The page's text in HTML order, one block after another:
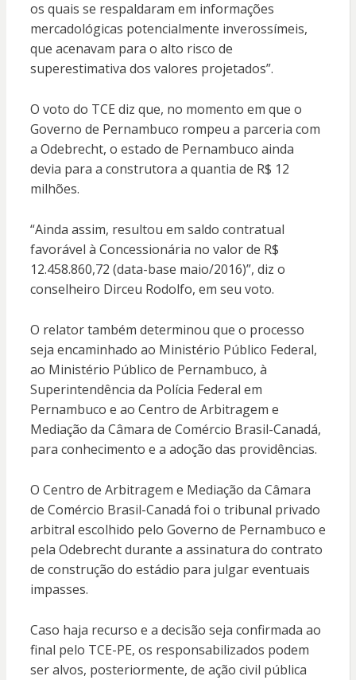
os quais se respaldaram em informações
mercadológicas potencialmente inverossímeis,
que acenavam para o alto risco de
superestimativa dos valores projetados”.
O voto do TCE diz que, no momento em que o
Governo de Pernambuco rompeu a parceria com
a Odebrecht, o estado de Pernambuco ainda
devia para a construtora a quantia de R$ 12
milhões.
“Ainda assim, resultou em saldo contratual
favorável à Concessionária no valor de R$
12.458.860,72 (data-base maio/2016)”, diz o
conselheiro Dirceu Rodolfo, em seu voto.
O relator também determinou que o processo
seja encaminhado ao Ministério Público Federal,
ao Ministério Público de Pernambuco, à
Superintendência da Polícia Federal em
Pernambuco e ao Centro de Arbitragem e
Mediação da Câmara de Comércio Brasil-Canadá,
para conhecimento e a adoção das providências.
O Centro de Arbitragem e Mediação da Câmara
de Comércio Brasil-Canadá foi o tribunal privado
arbitral escolhido pelo Governo de Pernambuco e
pela Odebrecht durante a assinatura do contrato
de construção do estádio para julgar eventuais
impasses.
Caso haja recurso e a decisão seja confirmada ao
final pelo TCE-PE, os responsabilizados podem
ser alvos, posteriormente, de ação civil pública